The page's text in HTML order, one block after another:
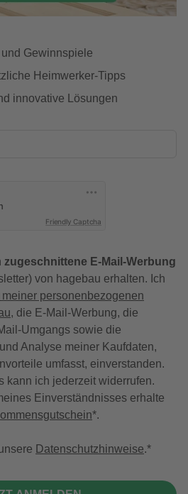
Gewinnspiele
Heimwerker-Tipps
innovative Lösungen
Friendly Captcha
zugeschnittene E-Mail-Werbung
von hagebau erhalten. Ich
meiner personenbezogenen
, die E-Mail-Werbung, die
Umgangs sowie die
Analyse meiner Kaufdaten,
umfasst, einverstanden.
kann ich jederzeit widerrufen.
Einverständnisses erhalte
*.
Datenschutzhinweise.